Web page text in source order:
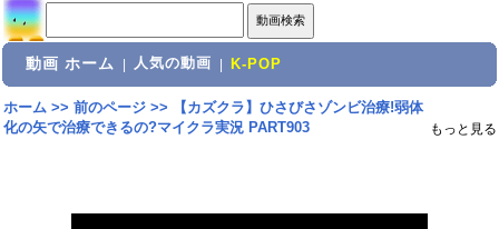
動画 ホーム 人気の動画 K-POP
ホーム>> 前のページ>>
【カズクラ】ひさびさゾンビ治療!弱体
化の矢で治療できるの?マイクラ実況 PART903
もっと見る